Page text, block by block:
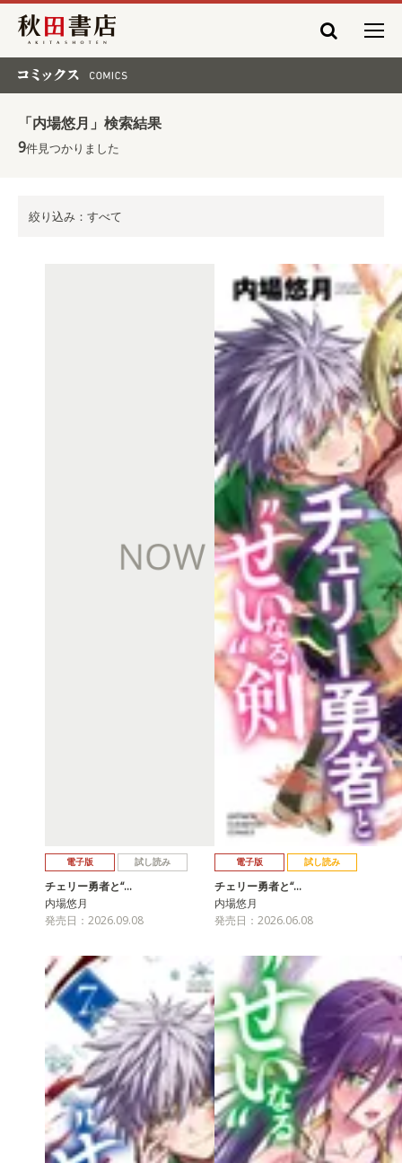
秋田書店
「内場悠月」検索結果
9件見つかりました
絞り込み：すべて
電子版 試し読み
チェリー勇者と“…
内場悠月
発売日：2026.09.08
電子版 試し読み
チェリー勇者と“…
内場悠月
発売日：2026.06.08